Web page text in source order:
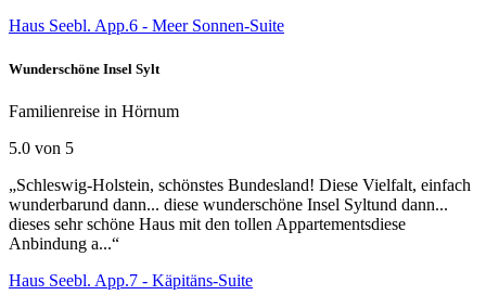
Haus Seebl. App.6 - Meer Sonnen-Suite
Wunderschöne Insel Sylt
Familienreise in Hörnum
5.0 von 5
„Schleswig-Holstein, schönstes Bundesland! Diese Vielfalt, einfach
wunderbarund dann... diese wunderschöne Insel Syltund dann...
dieses sehr schöne Haus mit den tollen Appartementsdiese
Anbindung a...“
Haus Seebl. App.7 - Käpitäns-Suite